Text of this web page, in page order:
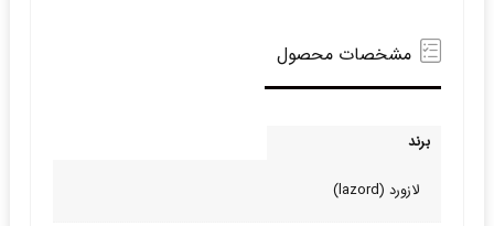
مشخصات محصول
برند
لازورد (lazord)